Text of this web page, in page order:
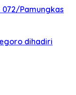
072/Pamungkas
dihadiri